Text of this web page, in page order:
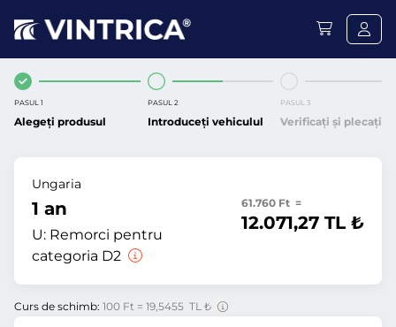
PASUL 1
Alegeți produsul
PASUL 2
Introduceți vehiculul
PASUL 3
Verificați și plecați
Ungaria
1 an
U: Remorci pentru
categoria D2
61.760 Ft =
12.071,27 TL ₺
Curs de schimb: 100 Ft = 19,5455 TL ₺